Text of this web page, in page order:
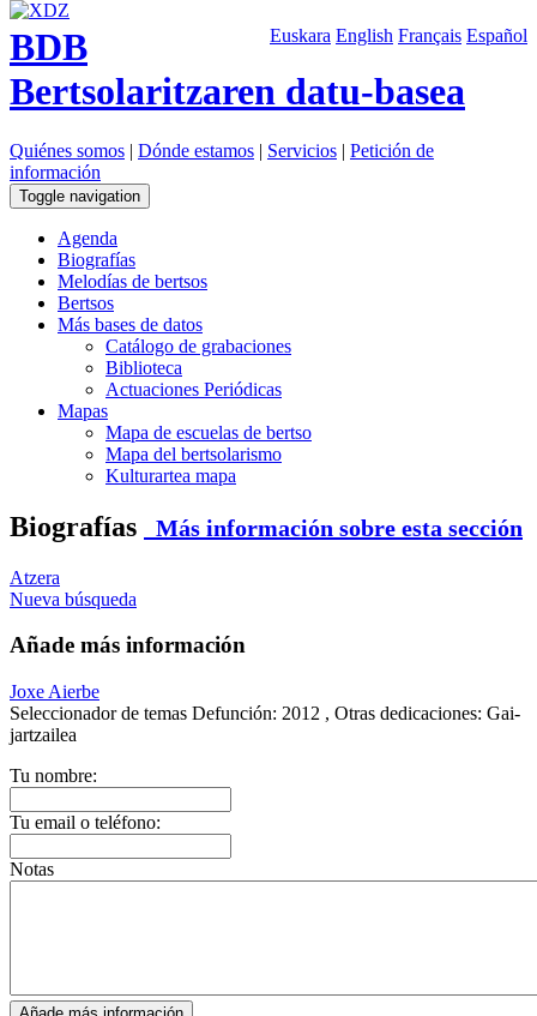
Euskara English Français Español
BDB
Bertsolaritzaren datu-basea
Quiénes somos | Dónde estamos | Servicios | Petición de
información
Toggle navigation
Agenda
Biografías
Melodías de bertsos
Bertsos
Más bases de datos
Catálogo de grabaciones
Biblioteca
Actuaciones Periódicas
Mapas
Mapa de escuelas de bertso
Mapa del bertsolarismo
Kulturartea mapa
Biografías Más información sobre esta sección
Atzera
Nueva búsqueda
Añade más información
Joxe Aierbe
Seleccionador de temas Defunción: 2012 , Otras dedicaciones: Gai-
jartzailea
Tu nombre:
Tu email o teléfono:
Notas